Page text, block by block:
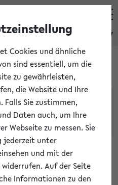
eKVV
Räume
bielefeld.de
oder suchen Sie nach
Cookies und ähnliche
sind essentiell, um die
zu gewährleisten,
die Website und Ihre
Falls Sie zustimmen,
Daten auch, um Ihre
Webseite zu messen. Sie
jederzeit unter
und mit der
Auf der Seite
Informationen zu den